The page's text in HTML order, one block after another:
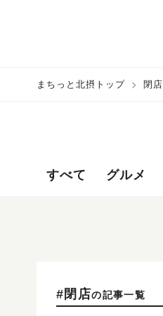
まちっと北摂トップ 閉店
すべて グルメ
#閉店の記事一覧